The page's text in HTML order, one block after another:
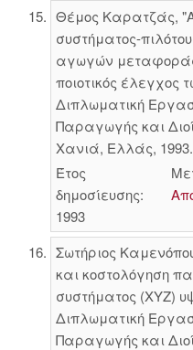
Θέμος Καρατζάς,
συστήματος-
αγωγών μεταφοράς
ποιοτικός έλεγχος
Διπλωματική
Παραγωγής και
Χανιά, Ελλάς, 1993.
Έτος
δημοσίευσης:
1993
Σωτήριος
και κοστολόγηση
συστήματος (XYZ)
Διπλωματική
Παραγωγής και